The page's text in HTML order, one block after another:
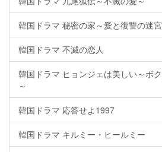
韓国ドラマ 秘密の家～愛と復讐の迷
韓国ドラマ 不滅の恋人
韓国ドラマ ヒョンジェは美しい～ボ
～
韓国ドラマ 応答せよ1997
韓国ドラマ キルミー・ヒールミー